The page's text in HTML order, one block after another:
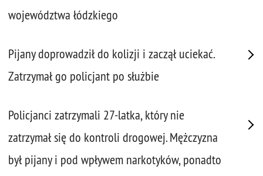
województwa łódzkiego
Pijany doprowadził do kolizji i zaczął uciekać.
Zatrzymał go policjant po służbie
Policjanci zatrzymali 27-latka, który nie
zatrzymał się do kontroli drogowej. Mężczyzna
był pijany i pod wpływem narkotyków, ponadto